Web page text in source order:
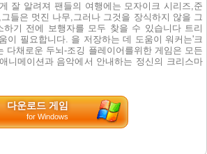
잘 알려져 팬들의 여행에는 모자이크 시리즈,준
들은 멋진 나무,그러나 그것을 장식하지 않을 그
하기 전에 보행자를 모두 찾을 수 있습니다 트리
이 필요합니다. 을 저장하는 데 도움이 워커는'크
다채로운 두뇌-조깅 플레이어를위한 게임은 모든
니메이션과 음악에서 안내하는 정신의 크리스마
다운로드 게임
for Windows